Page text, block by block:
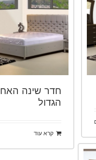
חדר שינה האח
הגדול
קרא עוד